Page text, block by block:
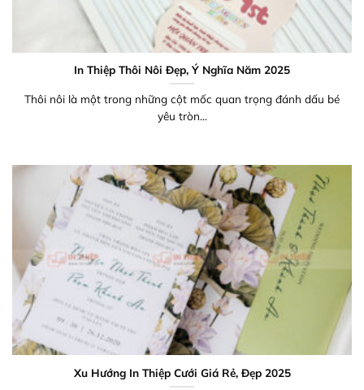
In Thiệp Thôi Nôi Đẹp, Ý Nghĩa Năm 2025
Thôi nôi là một trong những cột mốc quan trọng đánh dấu bé
yêu tròn...
Xu Hướng In Thiệp Cưới Giá Rẻ, Đẹp 2025